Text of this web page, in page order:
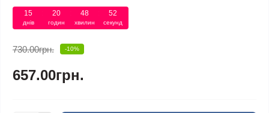
15
днів
20
годин
48
хвилин
52
секунд
730.00грн. -10%
657.00грн.